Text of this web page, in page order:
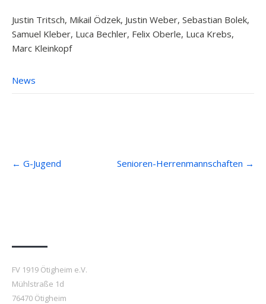
Justin Tritsch, Mikail Ödzek, Justin Weber, Sebastian Bolek,
Samuel Kleber, Luca Bechler, Felix Oberle, Luca Krebs,
Marc Kleinkopf
News
navigation
← G-Jugend Senioren-Herrenmannschaften →
FV 1919 Ötigheim e.V.
Mühlstraße 1d
76470 Ötigheim